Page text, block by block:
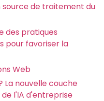
source de traitement du
des pratiques
pour favoriser la
Web
La nouvelle couche
l'IA d'entreprise